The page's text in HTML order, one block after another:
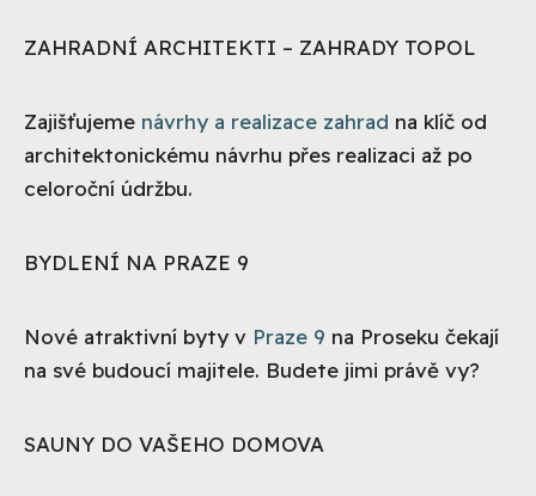
ZAHRADNÍ ARCHITEKTI – ZAHRADY TOPOL
Zajišťujeme návrhy a realizace zahrad na klíč od
architektonickému návrhu přes realizaci až po
celoroční údržbu.
BYDLENÍ NA PRAZE 9
Nové atraktivní byty v Praze 9 na Proseku čekají
na své budoucí majitele. Budete jimi právě vy?
SAUNY DO VAŠEHO DOMOVA